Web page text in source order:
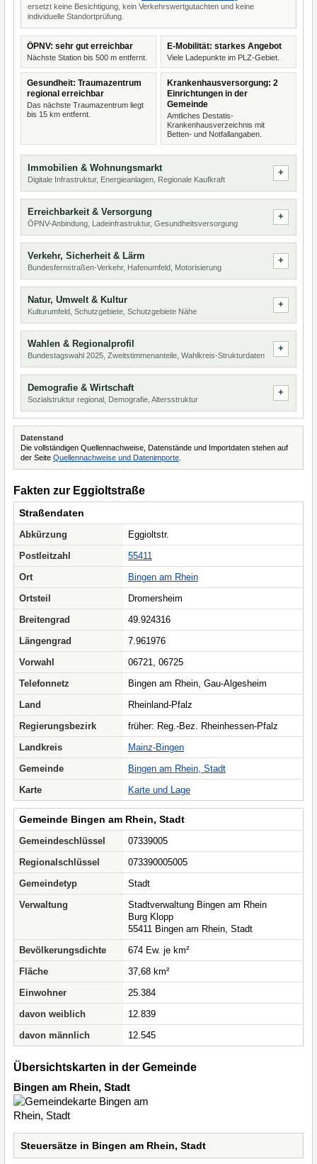
ersetzt keine Besichtigung, kein Verkehrswertgutachten und keine
individuelle Standortprüfung.
ÖPNV: sehr gut erreichbar
Nächste Station bis 500 m entfernt.
E-Mobilität: starkes Angebot
Viele Ladepunkte im PLZ-Gebiet.
Gesundheit: Traumazentrum
regional erreichbar
Das nächste Traumazentrum liegt
bis 15 km entfernt.
Krankenhausversorgung: 2
Einrichtungen in der
Gemeinde
Amtliches Destatis-
Krankenhausverzeichnis mit
Betten- und Notfallangaben.
Immobilien & Wohnungsmarkt
Digitale Infrastruktur, Energieanlagen, Regionale Kaufkraft
Erreichbarkeit & Versorgung
ÖPNV-Anbindung, Ladeinfrastruktur, Gesundheitsversorgung
Verkehr, Sicherheit & Lärm
Bundesfernstraßen-Verkehr, Hafenumfeld, Motorisierung
Natur, Umwelt & Kultur
Kulturumfeld, Schutzgebiete, Schutzgebiete Nähe
Wahlen & Regionalprofil
Bundestagswahl 2025, Zweitstimmenanteile, Wahlkreis-Strukturdaten
Demografie & Wirtschaft
Sozialstruktur regional, Demografie, Altersstruktur
Datenstand
Die vollständigen Quellennachweise, Datenstände und Importdaten stehen auf
der Seite Quellennachweise und Datenimporte
Fakten zur Eggioltstraße
Straßendaten
Abkürzung
Eggioltstr.
Postleitzahl
55411
Ort
Bingen am Rhein
Ortsteil
Dromersheim
Breitengrad
49.924316
Längengrad
7.961976
Vorwahl
06721, 06725
Telefonnetz
Bingen am Rhein, Gau-Algesheim
Land
Rheinland-Pfalz
Regierungsbezirk
früher: Reg.-Bez. Rheinhessen-Pfalz
Landkreis
Mainz-Bingen
Gemeinde
Bingen am Rhein, Stadt
Karte
Karte und Lage
Gemeinde Bingen am Rhein, Stadt
Gemeindeschlüssel
07339005
Regionalschlüssel
073390005005
Gemeindetyp
Stadt
Verwaltung
Stadtverwaltung Bingen am Rhein
Burg Klopp
55411 Bingen am Rhein, Stadt
Bevölkerungsdichte
674 Ew. je km²
Fläche
37,68 km²
Einwohner
25.384
davon weiblich
12.839
davon männlich
12.545
Übersichtskarten in der Gemeinde
Bingen am Rhein, Stadt
Steuersätze in Bingen am Rhein, Stadt